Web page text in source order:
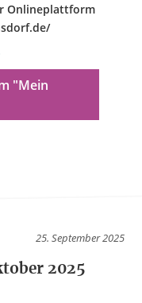
Onlineplattform
"Mein
25. September 2025
2025